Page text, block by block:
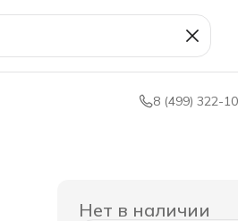
8 (499) 322-
Нет в наличии